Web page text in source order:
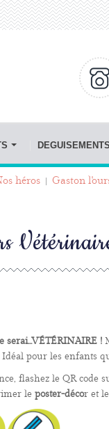
DEGUISEMENTS
héros Gaston
serai...VÉTÉRINAIRE !
pour les enfants
flashez le QR code
le poster-décor et